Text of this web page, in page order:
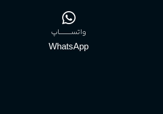
واتســــــــــاپ
WhatsApp